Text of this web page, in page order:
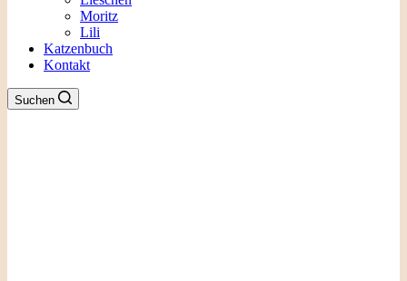
Moritz
Lili
Katzenbuch
Kontakt
Suchen